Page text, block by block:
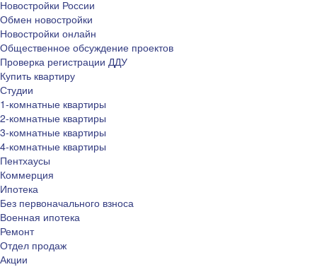
Новостройки России
Обмен новостройки
Новостройки онлайн
Общественное обсуждение проектов
Проверка регистрации ДДУ
Купить квартиру
Студии
1-комнатные квартиры
2-комнатные квартиры
3-комнатные квартиры
4-комнатные квартиры
Пентхаусы
Коммерция
Ипотека
Без первоначального взноса
Военная ипотека
Ремонт
Отдел продаж
Акции